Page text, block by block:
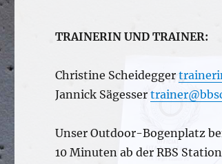
TRAINERIN UND TRAINER:
Christine Scheidegger
Jannick Sägesser
Unser Outdoor-Bogenplatz
10 Minuten ab der RBS